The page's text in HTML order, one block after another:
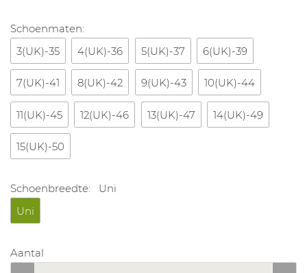
Schoenmaten:
3(UK)-35
4(UK)-36 5(UK)-37 6(UK)-39
7(UK)-41 8(UK)-42 9(UK)-43 10(UK)-44
11(UK)-45 12(UK)-46 13(UK)-47 14(UK)-49
15(UK)-50
Schoenbreedte:
Uni
Uni
Aantal